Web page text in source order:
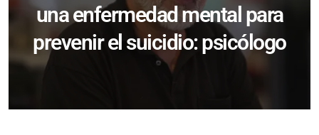
una enfermedad mental para
prevenir el suicidio: psicólogo